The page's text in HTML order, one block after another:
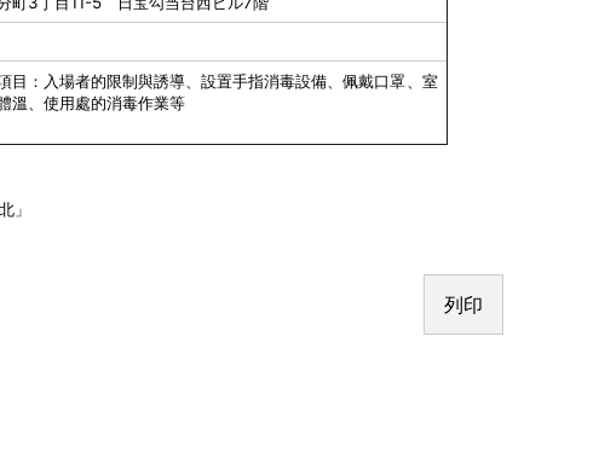
目：入場者的限制與誘導、設置手指消毒設備、佩戴口罩、室
溫、使用處的消毒作業等
」
列印